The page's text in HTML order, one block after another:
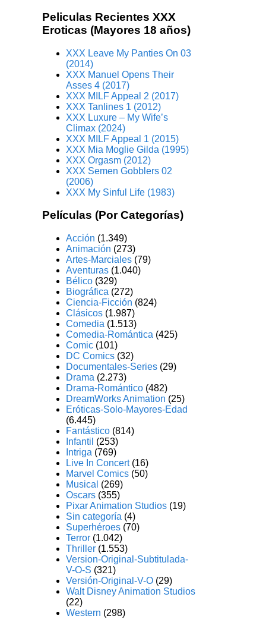
Peliculas Recientes XXX
Eroticas (Mayores 18 años)
XXX Leave My Panties On 03
(2014)
XXX Manuel Opens Their
Asses 4 (2017)
XXX MILF Appeal 2 (2017)
XXX Tanlines 1 (2012)
XXX Luxure – My Wife’s
Climax (2024)
XXX MILF Appeal 1 (2015)
XXX Mia Moglie Gilda (1995)
XXX Orgasm (2012)
XXX Semen Gobblers 02
(2006)
XXX My Sinful Life (1983)
Películas (Por Categorías)
Acción (1.349)
Animación (273)
Artes-Marciales (79)
Aventuras (1.040)
Bélico (329)
Biográfica (272)
Ciencia-Ficción (824)
Clásicos (1.987)
Comedia (1.513)
Comedia-Romántica (425)
Comic (101)
DC Comics (32)
Documentales-Series (29)
Drama (2.273)
Drama-Romántico (482)
DreamWorks Animation (25)
Eróticas-Solo-Mayores-Edad
(6.445)
Fantástico (814)
Infantil (253)
Intriga (769)
Live In Concert(16)
Marvel Comics (50)
Musical (269)
Oscars (355)
Pixar Animation Studios (19)
Sin categoría (4)
Superhéroes (70)
Terror (1.042)
Thriller (1.553)
Version-Original-Subtitulada-
V-O-S (321)
Versión-Original-V-O (29)
Walt Disney Animation Studios
(22)
Western (298)